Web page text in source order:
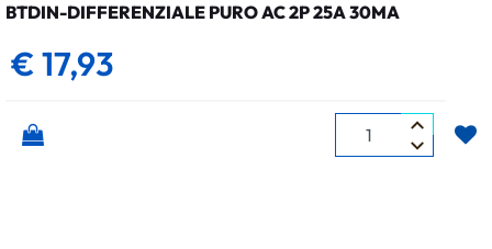
BTDIN-DIFFERENZIALE PURO AC 2P 25A 30MA
€ 17,93
Quantità